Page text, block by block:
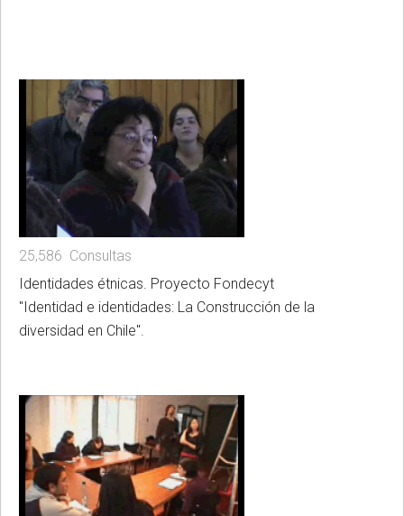
25,586 Consultas
Identidades étnicas. Proyecto Fondecyt
"Identidad e identidades: La Construcción de la
diversidad en Chile".